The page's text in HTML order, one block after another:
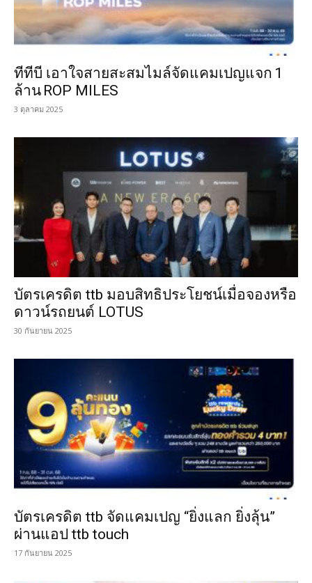
ทีทีบี เอาใจสายสะสมไมล์จัดแคมเปญแจก 1
ล้าน ROP MILES
3 ตุลาคม 2025
บัตรเครดิต ttb มอบสิทธิประโยชน์เมื่อจองหรือ
ดาวน์รถยนต์ LOTUS
30 กันยายน 2025
บัตรเครดิต ttb จัดแคมเปญ “ยิ่งแลก ยิ่งลุ้น”
ผ่านแอป ttb touch
17 กันยายน 2025